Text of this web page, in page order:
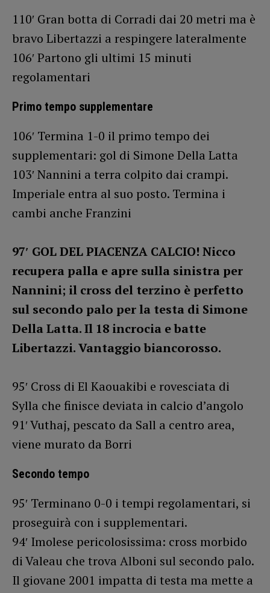
110′ Gran botta di Corradi dai 20 metri ma è
bravo Libertazzi a respingere lateralmente
106′ Partono gli ultimi 15 minuti
regolamentari
Primo tempo supplementare
106′ Termina 1-0 il primo tempo dei
supplementari: gol di Simone Della Latta
103′ Nannini a terra colpito dai crampi.
Imperiale entra al suo posto. Termina i
cambi anche Franzini
97′ GOL DEL PIACENZA CALCIO! Nicco
recupera palla e apre sulla sinistra per
Nannini; il cross del terzino è perfetto
sul secondo palo per la testa di Simone
Della Latta. Il 18 incrocia e batte
Libertazzi. Vantaggio biancorosso.
95′ Cross di El Kaouakibi e rovesciata di
Sylla che finisce deviata in calcio d’angolo
91′ Vuthaj, pescato da Sall a centro area,
viene murato da Borri
Secondo tempo
95′ Terminano 0-0 i tempi regolamentari, si
proseguirà con i supplementari.
94′ Imolese pericolosissima: cross morbido
di Valeau che trova Alboni sul secondo palo.
Il giovane 2001 impatta di testa ma mette a